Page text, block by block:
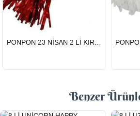
GÖNDERİ
Benzer